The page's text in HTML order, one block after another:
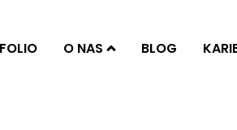
O NAS BLOG